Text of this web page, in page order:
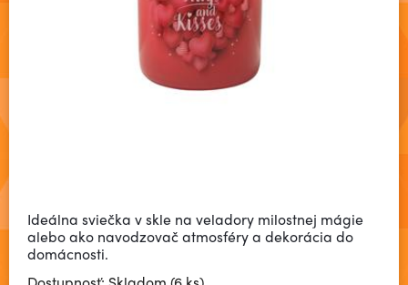
Ideálna sviečka v skle na veladory milostnej mágie
alebo ako navodzovač atmosféry a dekorácia do
domácnosti.